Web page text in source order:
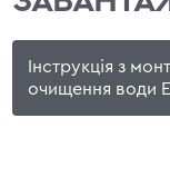
Інструкція з
очищення води